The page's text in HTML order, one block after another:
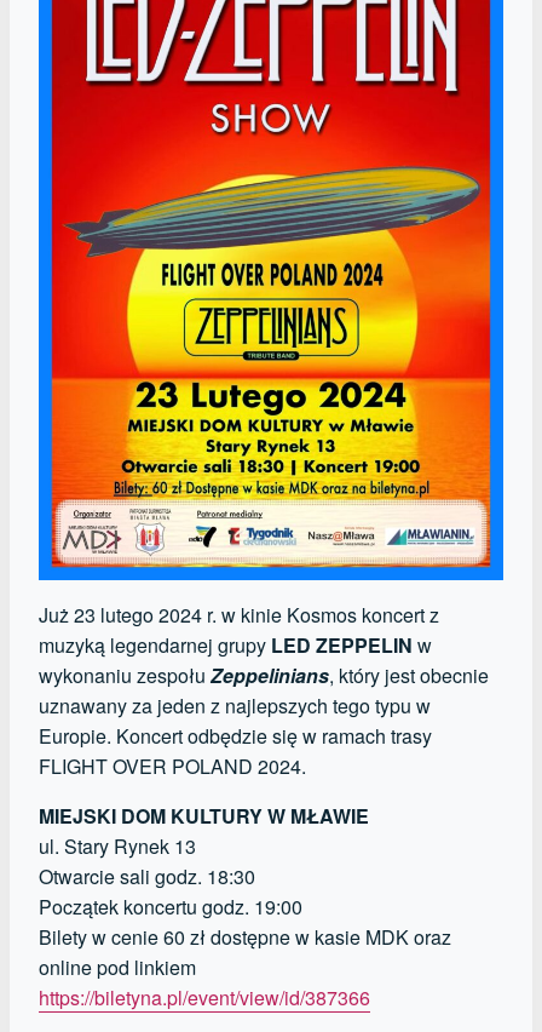
Już 23 lutego 2024 r. w kinie Kosmos koncert z
muzyką legendarnej grupy LED ZEPPELIN w
wykonaniu zespołu Zeppelinians, który jest obecnie
uznawany za jeden z najlepszych tego typu w
Europie. Koncert odbędzie się w ramach trasy
FLIGHT OVER POLAND 2024.
MIEJSKI DOM KULTURY W MŁAWIE
ul. Stary Rynek 13
Otwarcie sali godz. 18:30
Początek koncertu godz. 19:00
Bilety w cenie 60 zł dostępne w kasie MDK oraz
online pod linkiem
https://biletyna.pl/event/view/id/387366